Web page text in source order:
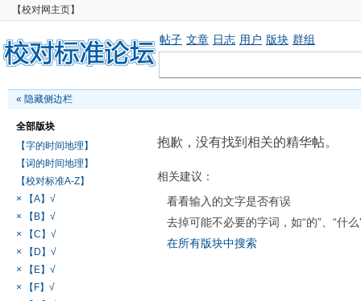
【校对网主页】
帖子 文章 日志 用户 版块 群组
« 隐藏侧边栏
全部版块
【字的时间地理】
【词的时间地理】
【校对标准A-Z】
× 【A】√
× 【B】√
× 【C】√
× 【D】√
× 【E】√
× 【F】√
抱歉，没有找到相关的精华帖。
相关建议：
看看输入的文字是否有误
去掉可能不必要的字词，如“的”、“什么
在所有版块中搜索